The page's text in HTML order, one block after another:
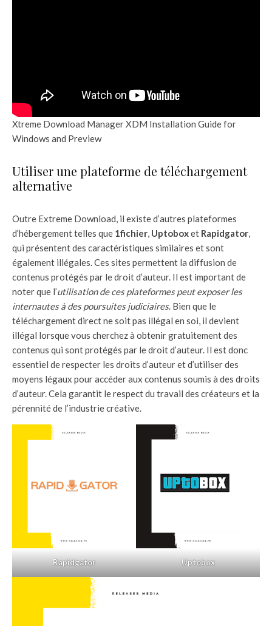
Xtreme Download Manager XDM Installation Guide for
Windows and Preview
Utiliser une plateforme de téléchargement
alternative
Outre Extreme Download, il existe d’autres plateformes
d’hébergement telles que 1fichier, Uptoboxet Rapidgator,
qui présentent des caractéristiques similaires et sont
également illégales. Ces sites permettent la diffusion de
contenus protégés par le droit d’auteur. Il est important de
noter que l’utilisation de ces plateformes peut exposer les
internautes à des poursuites judiciaires. Bien que le
téléchargement direct ne soit pas illégal en soi, il devient
illégal lorsque vous cherchez à obtenir gratuitement des
contenus qui sont protégés par le droit d’auteur. Il est donc
essentiel de respecter les droits d’auteur et d’utiliser des
moyens légaux pour accéder aux contenus soumis à des droits
d’auteur. Cela garantit le respect du travail des créateurs et la
pérennité de l’industrie créative.
Rapidgator Uptobox